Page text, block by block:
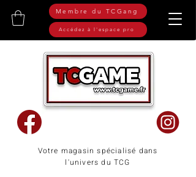
Votre magasin spécialisé dans
l'univers du TCG
Membre du TCGang
Accédez à l'espace pro